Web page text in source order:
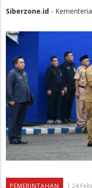
Siberzone.id -
PEMERINTAHAN | 24